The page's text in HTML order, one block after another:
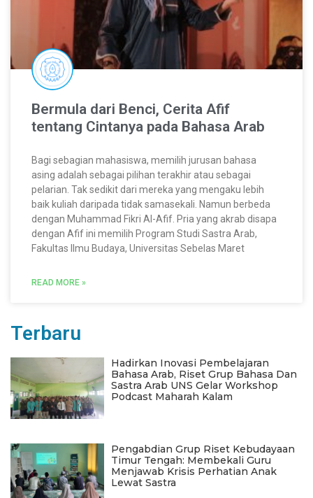
Bermula dari Benci, Cerita Afif
tentang Cintanya pada Bahasa Arab
Bagi sebagian mahasiswa, memilih jurusan bahasa
asing adalah sebagai pilihan terakhir atau sebagai
pelarian. Tak sedikit dari mereka yang mengaku lebih
baik kuliah daripada tidak samasekali. Namun berbeda
dengan Muhammad Fikri Al-Afif. Pria yang akrab disapa
dengan Afif ini memilih Program Studi Sastra Arab,
Fakultas Ilmu Budaya, Universitas Sebelas Maret
READ MORE »
Terbaru
Hadirkan Inovasi Pembelajaran
Bahasa Arab, Riset Grup Bahasa Dan
Sastra Arab UNS Gelar Workshop
Podcast Maharah Kalam
Pengabdian Grup Riset Kebudayaan
Timur Tengah: Membekali Guru
Menjawab Krisis Perhatian Anak
Lewat Sastra